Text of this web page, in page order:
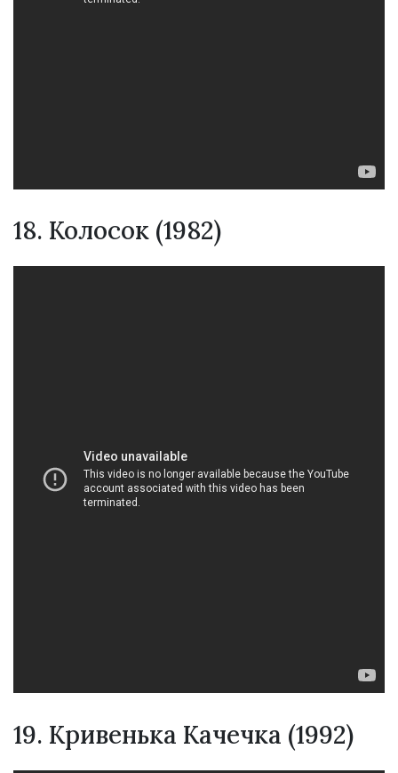
18. Колосок (1982)
19. Кривенька Качечка (1992)